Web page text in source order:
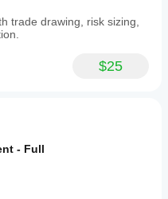
trade drawing, risk sizing,
$25
- Full